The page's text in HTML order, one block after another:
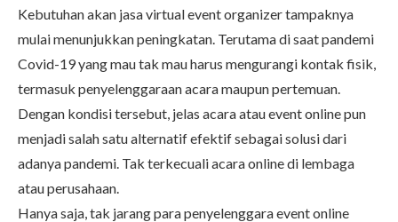
Kebutuhan akan jasa virtual event organizertampaknya
mulai menunjukkan peningkatan. Terutama di saat pandemi
Covid-19 yang mau tak mau harus mengurangi kontak fisik,
termasuk penyelenggaraan acara maupun pertemuan.
Dengan kondisi tersebut, jelas acara atau event online pun
menjadi salah satu alternatif efektif sebagai solusi dari
adanya pandemi. Tak terkecuali acara online di lembaga
atau perusahaan.
Hanya saja, tak jarang para penyelenggara event online